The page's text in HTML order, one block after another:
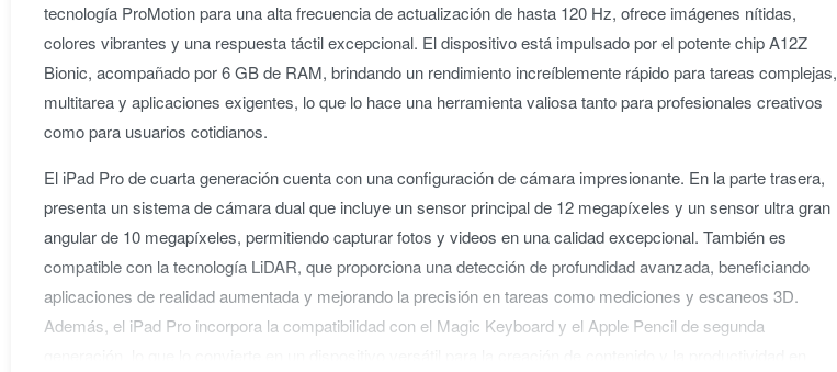
tecnología ProMotion para una alta frecuencia de actualización de hasta 120 Hz, ofrece imágenes nítidas,
colores vibrantes y una respuesta táctil excepcional. El dispositivo está impulsado por el potente chip A12Z
Bionic, acompañado por 6 GB de RAM, brindando un rendimiento increíblemente rápido para tareas complejas,
multitarea y aplicaciones exigentes, lo que lo hace una herramienta valiosa tanto para profesionales creativos
como para usuarios cotidianos.
El iPad Pro de cuarta generación cuenta con una configuración de cámara impresionante. En la parte trasera,
presenta un sistema de cámara dual que incluye un sensor principal de 12 megapíxeles y un sensor ultra gran
angular de 10 megapíxeles, permitiendo capturar fotos y videos en una calidad excepcional. También es
compatible con la tecnología LiDAR, que proporciona una detección de profundidad avanzada, beneficiando
aplicaciones de realidad aumentada y mejorando la precisión en tareas como mediciones y escaneos 3D.
Además, el iPad Pro incorpora la compatibilidad con el Magic Keyboard y el Apple Pencil de segunda